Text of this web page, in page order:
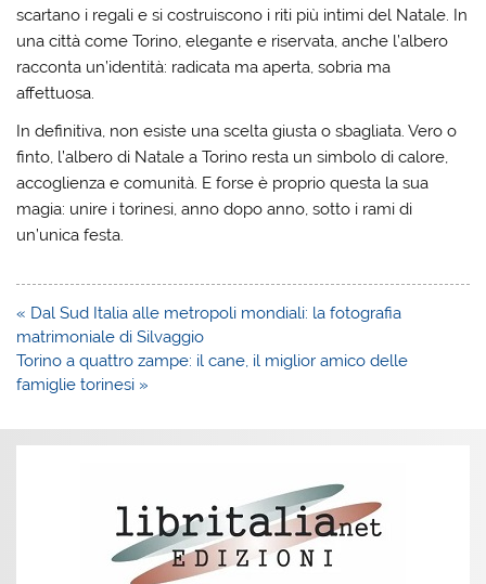
scartano i regali e si costruiscono i riti più intimi del Natale. In
una città come Torino, elegante e riservata, anche l’albero
racconta un’identità: radicata ma aperta, sobria ma
affettuosa.
In definitiva, non esiste una scelta giusta o sbagliata. Vero o
finto, l’albero di Natale a Torino resta un simbolo di calore,
accoglienza e comunità. E forse è proprio questa la sua
magia: unire i torinesi, anno dopo anno, sotto i rami di
un’unica festa.
Navigazione
articoli
« Dal Sud Italia alle metropoli mondiali: la fotografia
matrimoniale di Silvaggio
Torino a quattro zampe: il cane, il miglior amico delle
famiglie torinesi »